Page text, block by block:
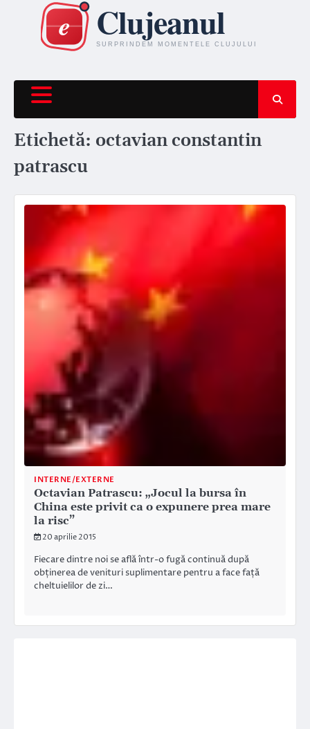
content
Etichetă: octavian constantin
patrascu
INTERNE/EXTERNE
Octavian Patrascu: „Jocul la bursa în
China este privit ca o expunere prea mare
la risc”
20 aprilie 2015
Fiecare dintre noi se află într-o fugă continuă după
obținerea de venituri suplimentare pentru a face față
cheltuielilor de zi…